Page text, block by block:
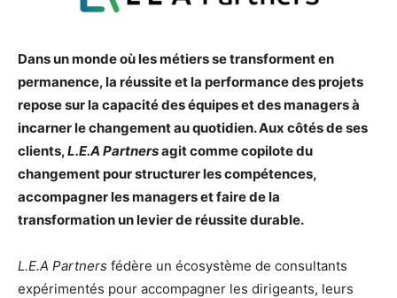
Dans un monde où les métiers se transforment en
permanence, la réussite et la performance des projets
repose sur la capacité des équipes et des managers à
incarner le changement au quotidien. Aux côtés de ses
clients,L.E.A Partnersagit comme copilote du
changement pour structurer les compétences,
accompagner les managers et faire de la
transformation un levier de réussite durable.
L.E.A Partners fédère un écosystème de consultants
expérimentés pour accompagner les dirigeants, leurs